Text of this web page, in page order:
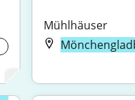
Mühlhäuser